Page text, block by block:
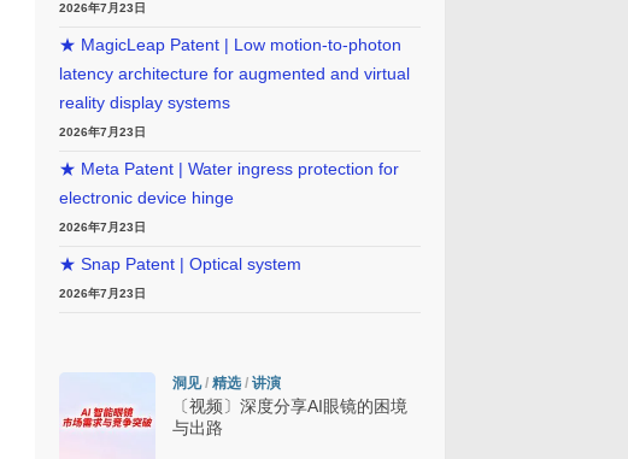
2026年7月23日
★ MagicLeap Patent | Low motion-to-photon
latency architecture for augmented and virtual
reality display systems
2026年7月23日
★ Meta Patent | Water ingress protection for
electronic device hinge
2026年7月23日
★ Snap Patent | Optical system
2026年7月23日
洞见/ 精选 / 讲演
〔视频〕深度分享AI眼镜的困境
与出路